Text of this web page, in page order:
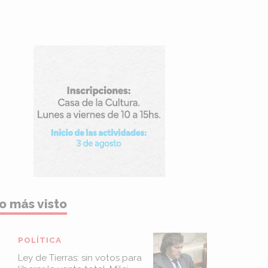
más visto
Ley de Tierras: sin votos para
POLÍTICA